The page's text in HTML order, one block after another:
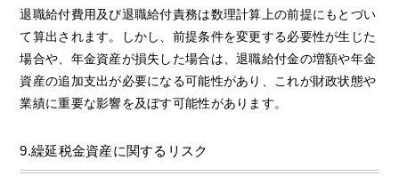
退職給付費用及び退職給付責務は数理計算上の前提にもとづい
て算出されます。しかし、前提条件を変更する必要性が生じた
場合や、年金資産が損失した場合は、退職給付金の増額や年金
資産の追加支出が必要になる可能性があり、これが財政状態や
業績に重要な影響を及ぼす可能性があります。
9.繰延税金資産に関するリスク